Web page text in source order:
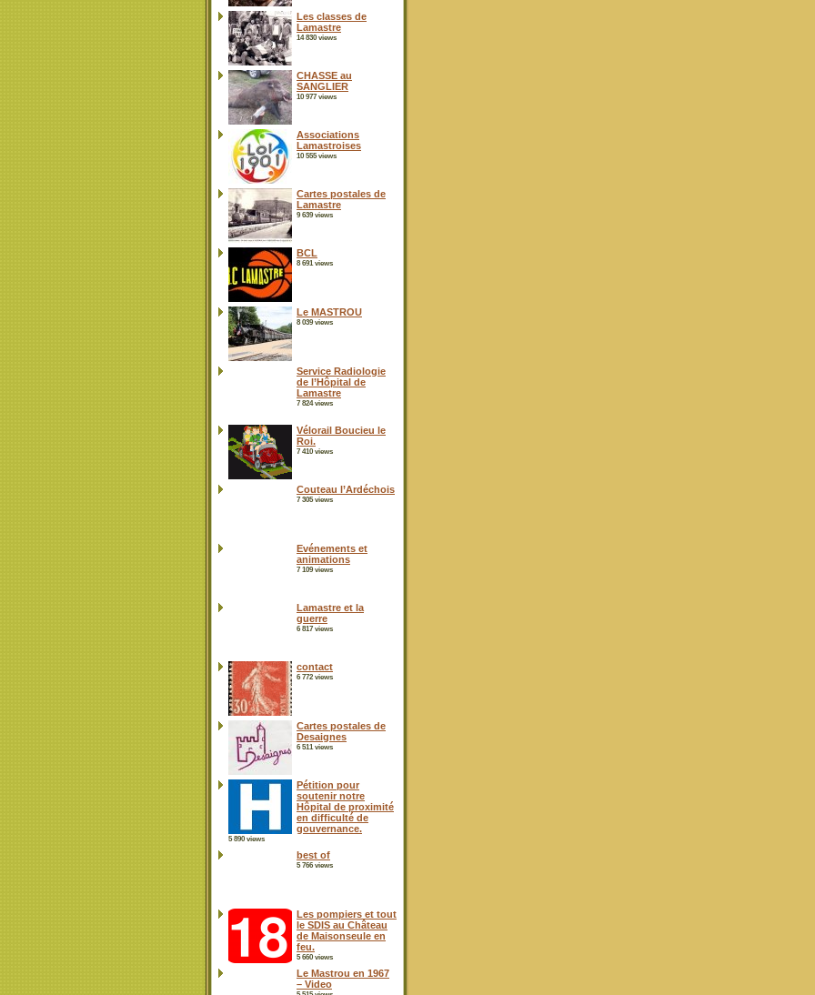
Les classes de
Lamastre
14 830 views
CHASSE au
SANGLIER
10 977 views
Associations
Lamastroises
10 555 views
Cartes postales de
Lamastre
9 639 views
BCL
8 691 views
Le MASTROU
8 039 views
Service Radiologie
de l’Hôpital de
Lamastre
7 824 views
Vélorail Boucieu le
Roi.
7 410 views
Couteau l’Ardéchois
7 305 views
Evénements et
animations
7 109 views
Lamastre et la
guerre
6 817 views
contact
6 772 views
Cartes postales de
Desaignes
6 511 views
Pétition pour
soutenir notre
Hôpital de proximité
en difficulté de
gouvernance.
5 890 views
best of
5 766 views
Les pompiers et tout
le SDIS au Château
de Maisonseule en
feu.
5 660 views
Le Mastrou en 1967
– Video